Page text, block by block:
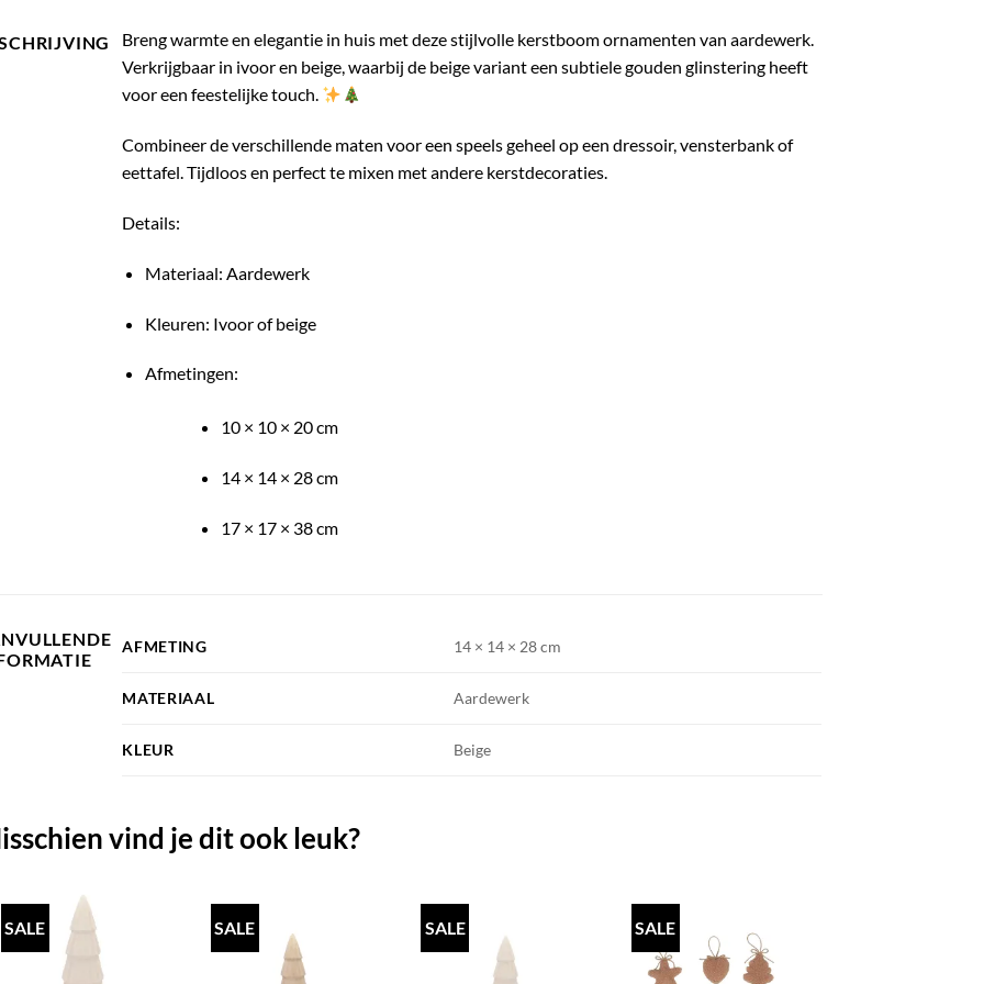
Breng warmte en elegantie in huis met deze stijlvolle kerstboom ornamenten van aardewerk.
Verkrijgbaar in ivoor en beige, waarbij de beige variant een subtiele gouden glinstering heeft
voor een feestelijke touch.
Combineer de verschillende maten voor een speels geheel op een dressoir, vensterbank of
eettafel. Tijdloos en perfect te mixen met andere kerstdecoraties.
Details:
Materiaal: Aardewerk
Kleuren: Ivoor of beige
Afmetingen:
10 × 10 × 20 cm
14 × 14 × 28 cm
17 × 17 × 38 cm
AFMETING 14 × 14 × 28 cm
MATERIAAL Aardewerk
KLEUR Beige
vind je dit ook leuk?
SALE
TOEVOEGEN
SALE
TOEVOEGEN
SALE
TOEVOEGEN
SALE
TOEVOEGEN